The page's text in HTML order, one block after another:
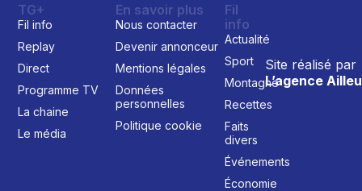
Site réalisé par
L’agence
TG+
Fil info
Replay
Direct
Programme TV
La chaine
Le média
En savoir plus
Nous contacter
Devenir annonceur
Mentions légales
Données
personnelles
Politique cookie
Fil
info
Actualité
Sport
Montagne
Recettes
Faits
divers
Événements
Économie